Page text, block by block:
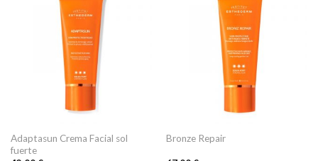
Adaptasun Crema Facial sol
fuerte
Bronze Repair